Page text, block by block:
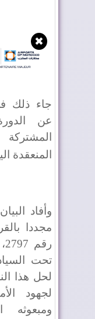
✖
جاء ذلك
عن
المنعقدة
وأفاد
مجددا
تحت
لحل هذا
لجهود